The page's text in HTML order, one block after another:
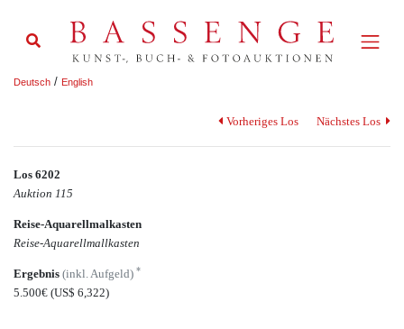
Deutsch / English
Vorheriges Los Nächstes Los
Los 6202
Auktion 115
Reise-Aquarellmalkasten
Reise-Aquarellmallkasten
Ergebnis (inkl. Aufgeld) *
5.500€ (US$ 6,322)